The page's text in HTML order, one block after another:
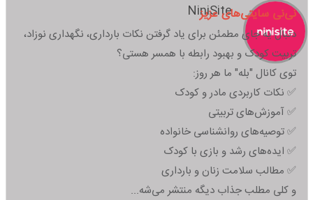
NiniSite
نی‌نی سایتی‌های عزیز
دنبال یه جای مطمئن برای یاد گرفتن نکات بارداری، نگهداری نوزاد،
تربیت کودک و بهبود رابطه با همسر هستی؟
توی کانال "بله" ما هر روز:
✅ نکات کاربردی مادر و کودک
✅ آموزش‌های تربیتی
✅ توصیه‌های روانشناسی خانواده
✅ ایده‌های رشد و بازی با کودک
✅ مطالب سلامت زنان و بارداری
و کلی مطلب جذاب دیگه منتشر می‌شه...